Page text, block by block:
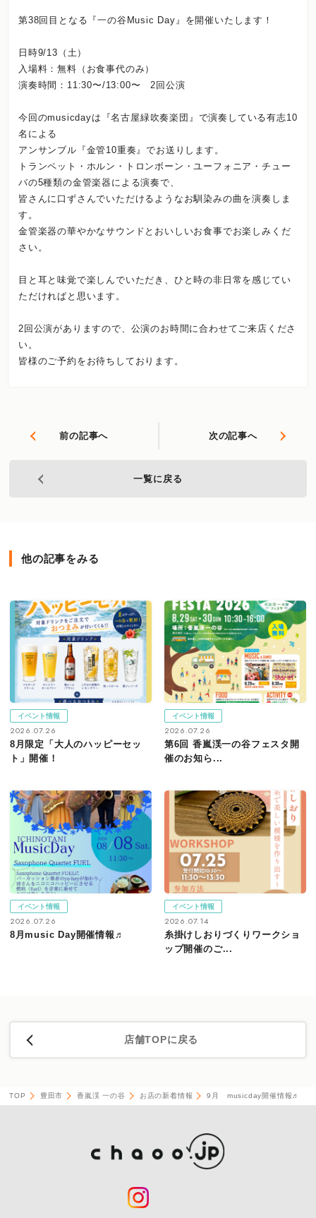
第38回目となる『一の谷Music Day』を開催いたします！
日時9/13（土）
入場料：無料（お食事代のみ）
演奏時間：11:30〜/13:00〜 2回公演
今回のmusicdayは『名古屋緑吹奏楽団』で演奏している有志10
名による
アンサンブル『金管10重奏』でお送りします。
トランペット・ホルン・トロンボーン・ユーフォニア・チュー
バの5種類の金管楽器による演奏で、
皆さんに口ずさんでいただけるようなお馴染みの曲を演奏しま
す。
金管楽器の華やかなサウンドとおいしいお食事でお楽しみくだ
さい。
目と耳と味覚で楽しんでいただき、ひと時の非日常を感じてい
ただければと思います。
2回公演がありますので、公演のお時間に合わせてご来店くださ
い。
皆様のご予約をお待ちしております。
前の記事へ 次の記事へ
一覧に戻る
他の記事をみる
イベント情報
2026.07.26
8月限定「大人のハッピーセッ
ト」開催！
イベント情報
2026.07.26
第6回 香嵐渓一の谷フェスタ開
催のお知ら...
イベント情報
2026.07.26
8月music Day開催情報♬
イベント情報
2026.07.14
糸掛けしおりづくりワークショ
ップ開催のご...
店舗TOPに戻る
TOP 豊田市 香嵐渓 一の谷 お店の新着情報 9月 musicday開催情報♬